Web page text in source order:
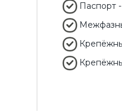
Паспорт -